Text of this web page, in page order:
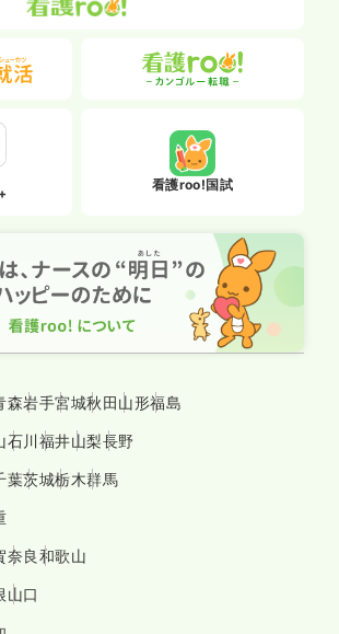
看護roo!国試
森岩手宮城秋田山形福島
石川福井山梨長野
葉茨城栃木群馬
奈良和歌山
山口